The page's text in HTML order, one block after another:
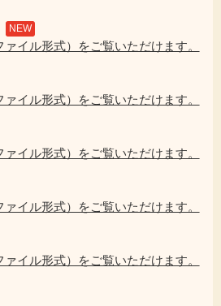
表
NEW
イル形式）をご覧いただけます。
イル形式）をご覧いただけます。
イル形式）をご覧いただけます。
イル形式）をご覧いただけます。
イル形式）をご覧いただけます。